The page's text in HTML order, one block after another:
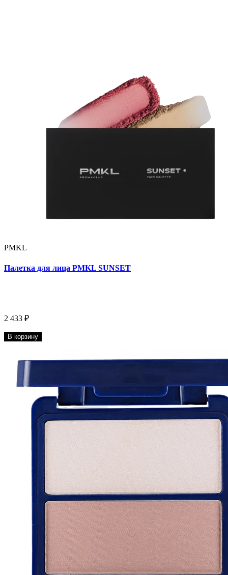
PMKL
Палетка для лица PMKL SUNSET
2 433 ₽
В корзину